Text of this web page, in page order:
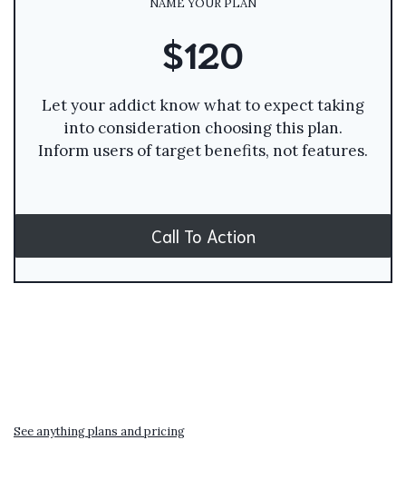
$120
Let your addict know what to expect taking
into consideration choosing this plan.
Inform users of target benefits, not features.
Call To Action
See anything plans and pricing